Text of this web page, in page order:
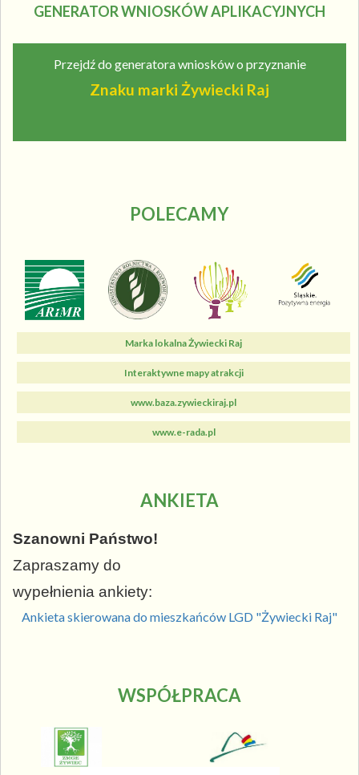
GENERATOR WNIOSKÓW APLIKACYJNYCH
Przejdź do generatora wniosków o przyznanie
Znaku marki Żywiecki Raj
POLECAMY
Marka lokalna Żywiecki Raj
Interaktywne mapy atrakcji
www.baza.zywieckiraj.pl
www.e-rada.pl
ANKIETA
Szanowni Państwo!
Zapraszamy do
wypełnienia ankiety:
Ankieta skierowana do mieszkańców LGD "Żywiecki Raj"
WSPÓŁPRACA